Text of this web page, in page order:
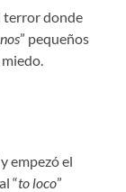
terror donde
” pequeños
empezó el
“to loco”